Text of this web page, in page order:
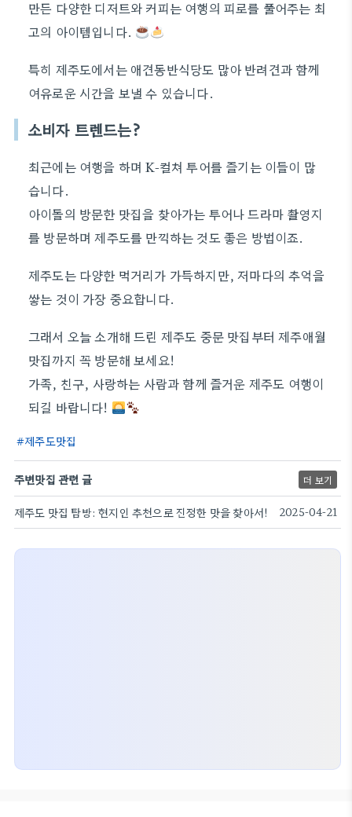
만든 다양한 디저트와 커피는 여행의 피로를 풀어주는 최
고의 아이템입니다.
특히 제주도에서는 애견동반식당도 많아 반려견과 함께
여유로운 시간을 보낼 수 있습니다.
소비자 트렌드는?
최근에는 여행을 하며 K-컬쳐 투어를 즐기는 이들이 많
습니다.
아이돌의 방문한 맛집을 찾아가는 투어나 드라마 촬영지
를 방문하며 제주도를 만끽하는 것도 좋은 방법이죠.
제주도는 다양한 먹거리가 가득하지만, 저마다의 추억을
쌓는 것이 가장 중요합니다.
그래서 오늘 소개해 드린 제주도 중문 맛집부터 제주애월
맛집까지 꼭 방문해 보세요!
가족, 친구, 사랑하는 사람과 함께 즐거운 제주도 여행이
되길 바랍니다!
제주도맛집
주변맛집 관련 글 더 보기
제주도 맛집 탐방: 현지인 추천으로 진정한 맛을 찾아서! 2025-04-21